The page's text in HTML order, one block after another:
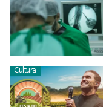
Cultura